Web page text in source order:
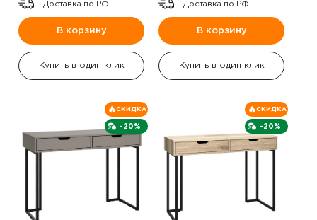
Доставка по РФ.
В корзину
Купить в один клик
Доставка по РФ.
В корзину
Купить в один клик
-20%
СКИДКА
-20%
СКИДКА